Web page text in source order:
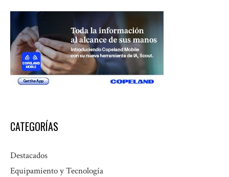
CATEGORÍAS
Destacados
Equipamiento y Tecnología